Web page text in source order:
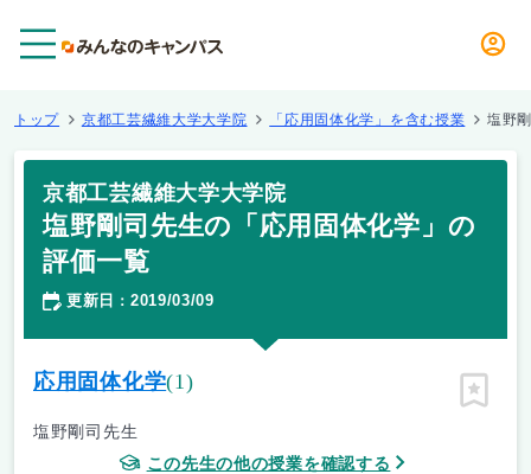
トップ 京都工芸繊維大学大学院 「応用固体化学」を含む授業 塩野
京都工芸繊維大学大学院
塩野剛司先生の「応用固体化学」の
評価一覧
更新日 ： 2019/03/09
応用固体化学(1)
塩野剛司先生
この先生の他の授業を確認する
ピン留